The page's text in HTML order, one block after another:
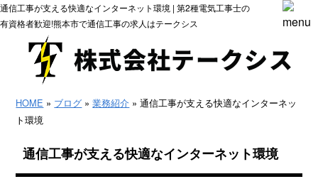
通信工事が支える快適なインターネット環境 | 第2種電気工事士の
有資格者歓迎!熊本市で通信工事の求人はテークシス
HOME » ブログ »業務紹介 » 通信工事が支える快適なインターネッ
ト環境
通信工事が支える快適なインターネット環境